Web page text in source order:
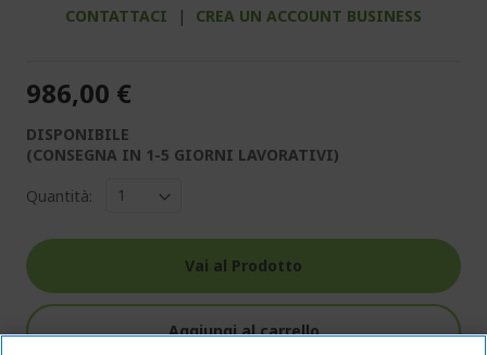
CONTATTACI | CREA UN ACCOUNT BUSINESS
986,00 €
DISPONIBILE
(CONSEGNA IN 1-5 GIORNI LAVORATIVI)
Quantità:
Vai al Prodotto
Aggiungi al carrello